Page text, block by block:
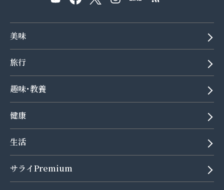
美味
旅行
趣味･教養
健康
生活
サライPremium